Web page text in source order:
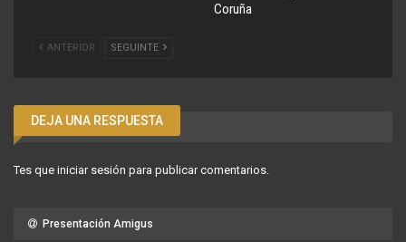
Coruña
ANTERIOR SEGUINTE
DEJA UNA RESPUESTA
Tes que iniciar sesión para publicar comentarios.
Presentación Amigus